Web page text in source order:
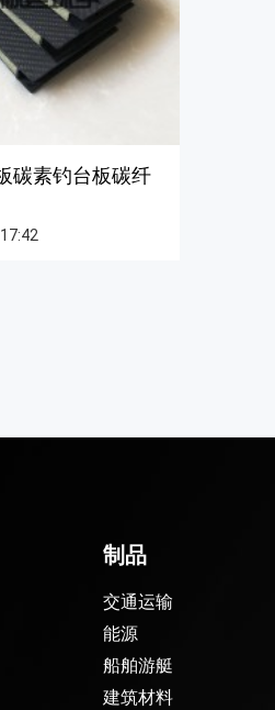
碳素钓台板碳纤
制品
交通运输
能源
船舶游艇
建筑材料